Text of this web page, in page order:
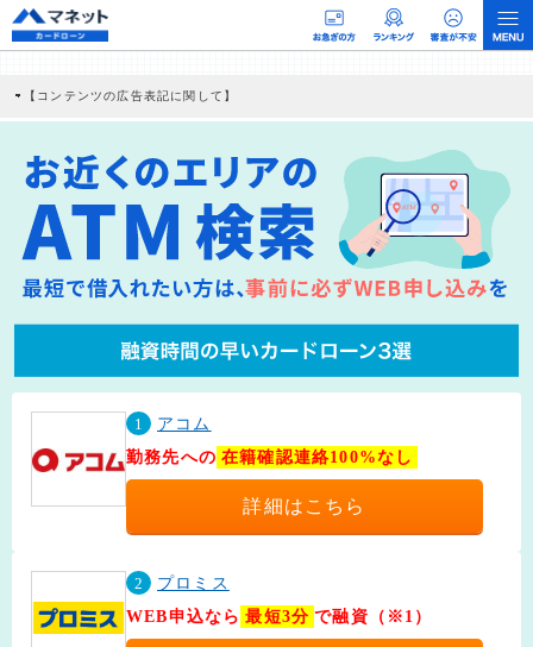
【コンテンツの広告表記に関して】
社に対して企業から紹介報酬が支払われるという収益モデルです。 ただし、特定の
商品を根拠なくPRするものではなく、当編集部の調査／ユーザーへの口コミ収集な
どに基づき、公平性を担保した情報提供を行っています。
>提携企業一覧
1
アコム
勤務先への 在籍確認連絡100%なし
詳細はこちら
2
プロミス
WEB申込なら 最短3分 で融資（※1）